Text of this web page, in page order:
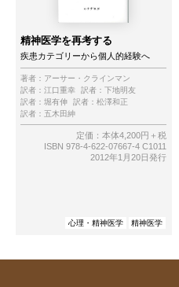
精神医学を再考する
疾患カテゴリーから個人的経験へ
著者： アーサー・クラインマン
訳者： 江口重幸 訳者： 下地明友
訳者： 堀有伸 訳者： 松澤和正
訳者： 五木田紳
定価：本体4,200円＋税
ISBN 978-4-622-07667-4 C1011
2012年1月20日発行
心理・精神医学 精神医学